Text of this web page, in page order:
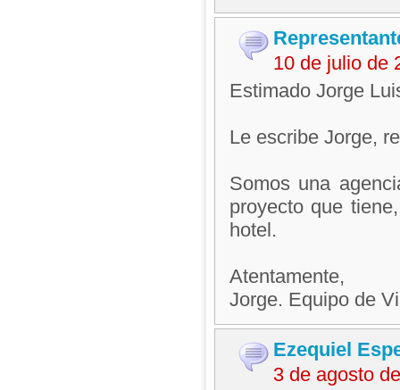
10 de julio de
Estimado Jorge
Le escribe Jorge,
Somos una
proyecto que
hotel.
Atentamente,
Jorge. Equipo de
Ezequiel
3 de agosto